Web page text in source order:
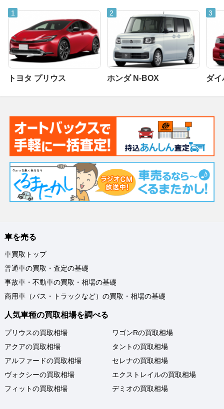
トヨタ プリウス ホンダ N-BOX ダイ
車を売る
車買取トップ
普通車の買取・査定の基礎
事故車・不動車の買取・相場の基礎
商用車（バス・トラックなど）の買取・相場の基礎
人気車種の買取相場を調べる
プリウスの買取相場
アクアの買取相場
アルファードの買取相場
ヴォクシーの買取相場
フィットの買取相場
ワゴンRの買取相場
タントの買取相場
セレナの買取相場
エクストレイルの買取相場
デミオの買取相場